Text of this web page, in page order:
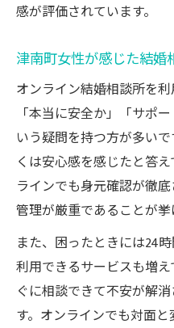
感が評価されています。
津南町女性が感じた結
オンライン結婚相談所を
「本当に安全か」「サポ
いう疑問を持つ方が多い
くは安心感を感じたと答
ラインでも身元確認が徹
管理が厳重であることが挙
また、困ったときには24
利用できるサービスも増
ぐに相談できて不安が解
す。オンラインでも対面